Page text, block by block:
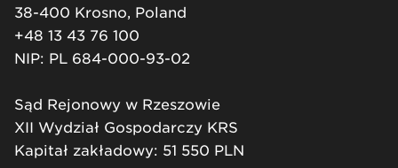
38-400 Krosno, Poland
+48 13 43 76 100
NIP: PL 684-000-93-02
Sąd Rejonowy w Rzeszowie
XII Wydział Gospodarczy KRS
Kapitał zakładowy: 51 550 PLN